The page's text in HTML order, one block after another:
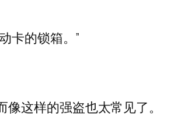
卡的锁箱。”
这样的强盗也太常见了。